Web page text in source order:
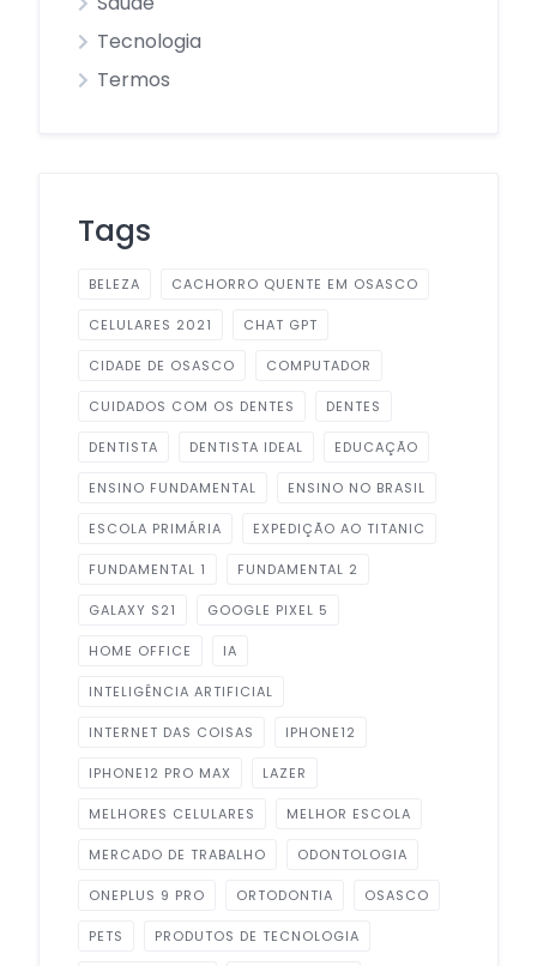
Tecnologia
Termos
Tags
BELEZA CACHORRO QUENTE EM OSASCO
CELULARES 2021 CHAT GPT
CIDADE DE OSASCO COMPUTADOR
CUIDADOS COM OS DENTES DENTES
DENTISTA DENTISTA IDEAL EDUCAÇÃO
ENSINO FUNDAMENTAL ENSINO NO BRASIL
ESCOLA PRIMÁRIA EXPEDIÇÃO AO TITANIC
FUNDAMENTAL 1 FUNDAMENTAL 2
GALAXY S21 GOOGLE PIXEL 5
HOME OFFICE IA
INTELIGÊNCIA ARTIFICIAL
INTERNET DAS COISAS IPHONE12
IPHONE12 PRO MAX LAZER
MELHORES CELULARES MELHOR ESCOLA
MERCADO DE TRABALHO ODONTOLOGIA
ONEPLUS 9 PRO ORTODONTIA OSASCO
PETS PRODUTOS DE TECNOLOGIA